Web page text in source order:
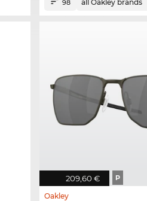
98 all Oakley brands
209,60 € P
Oakley